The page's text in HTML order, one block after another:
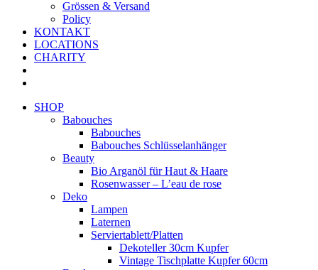
Grössen & Versand
Policy
KONTAKT
LOCATIONS
CHARITY
SHOP
Babouches
Babouches
Babouches Schlüsselanhänger
Beauty
Bio Arganöl für Haut & Haare
Rosenwasser – L’eau de rose
Deko
Lampen
Laternen
Serviertablett/Platten
Dekoteller 30cm Kupfer
Vintage Tischplatte Kupfer 60cm